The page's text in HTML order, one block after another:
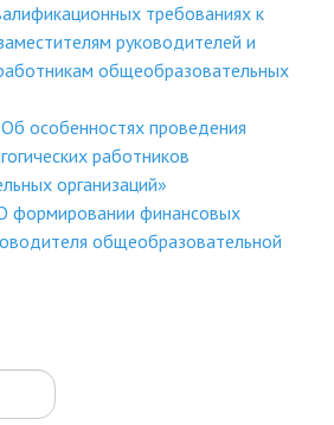
требованиях к
руководителей и
общеобразовательных
особенностях проведения
работников
организаций»
формировании финансовых
общеобразовательной